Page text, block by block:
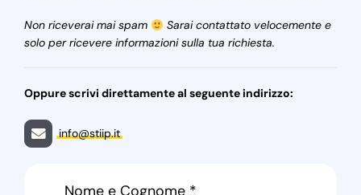
Non riceverai mai spam
Sarai contattato velocemente e
solo per ricevere informazioni sulla tua richiesta.
Oppure scrivi direttamente al seguente indirizzo:
info@stiip.it